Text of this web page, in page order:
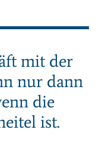
mit der
nur dann
die
ist.